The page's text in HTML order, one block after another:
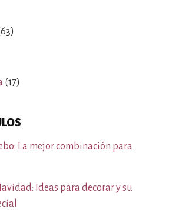
(17)
La mejor combinación para
Ideas para decorar y su